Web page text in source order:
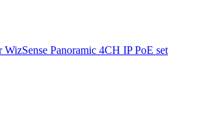
Panoramic 4CH IP PoE set